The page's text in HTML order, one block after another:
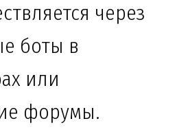
через
боты в
или
форумы.